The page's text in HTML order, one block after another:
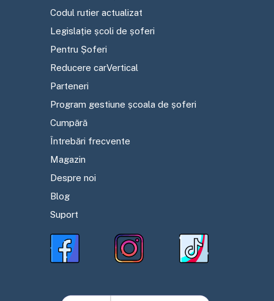
Codul rutier actualizat
Legislație școli de șoferi
Pentru Șoferi
Reducere carVertical
Parteneri
Program gestiune școala de șoferi
Cumpără
Întrebări frecvente
Magazin
Despre noi
Blog
Suport